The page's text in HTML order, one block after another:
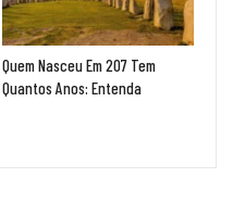
Quem Nasceu Em 207 Tem
Quantos Anos: Entenda